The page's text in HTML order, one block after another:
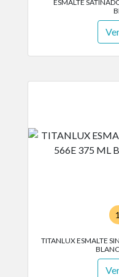
ESMALTE
TITANLUX ESMALTE